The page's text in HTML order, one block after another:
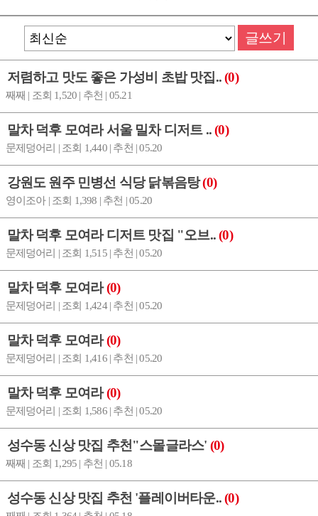
글쓰기
저렴하고 맛도 좋은 가성비 초밥 맛집..(0)
째째 | 조회 1,520 | 추천 | 05.21
말차 덕후 모여라 서울 밀차 디저트 ..(0)
문제덩어리 | 조회 1,440 | 추천 | 05.20
강원도 원주 민병선 식당 닭볶음탕(0)
영이조아 | 조회 1,398 | 추천 | 05.20
말차 덕후 모여라 디저트 맛집 "오브..(0)
문제덩어리 | 조회 1,515 | 추천 | 05.20
말차 덕후 모여라(0)
문제덩어리 | 조회 1,424 | 추천 | 05.20
말차 덕후 모여라(0)
문제덩어리 | 조회 1,416 | 추천 | 05.20
말차 덕후 모여라(0)
문제덩어리 | 조회 1,586 | 추천 | 05.20
성수동 신상 맛집 추천"스몰글라스' (0)
째째 | 조회 1,295 | 추천 | 05.18
성수동 신상 맛집 추천 '플레이버타운..(0)